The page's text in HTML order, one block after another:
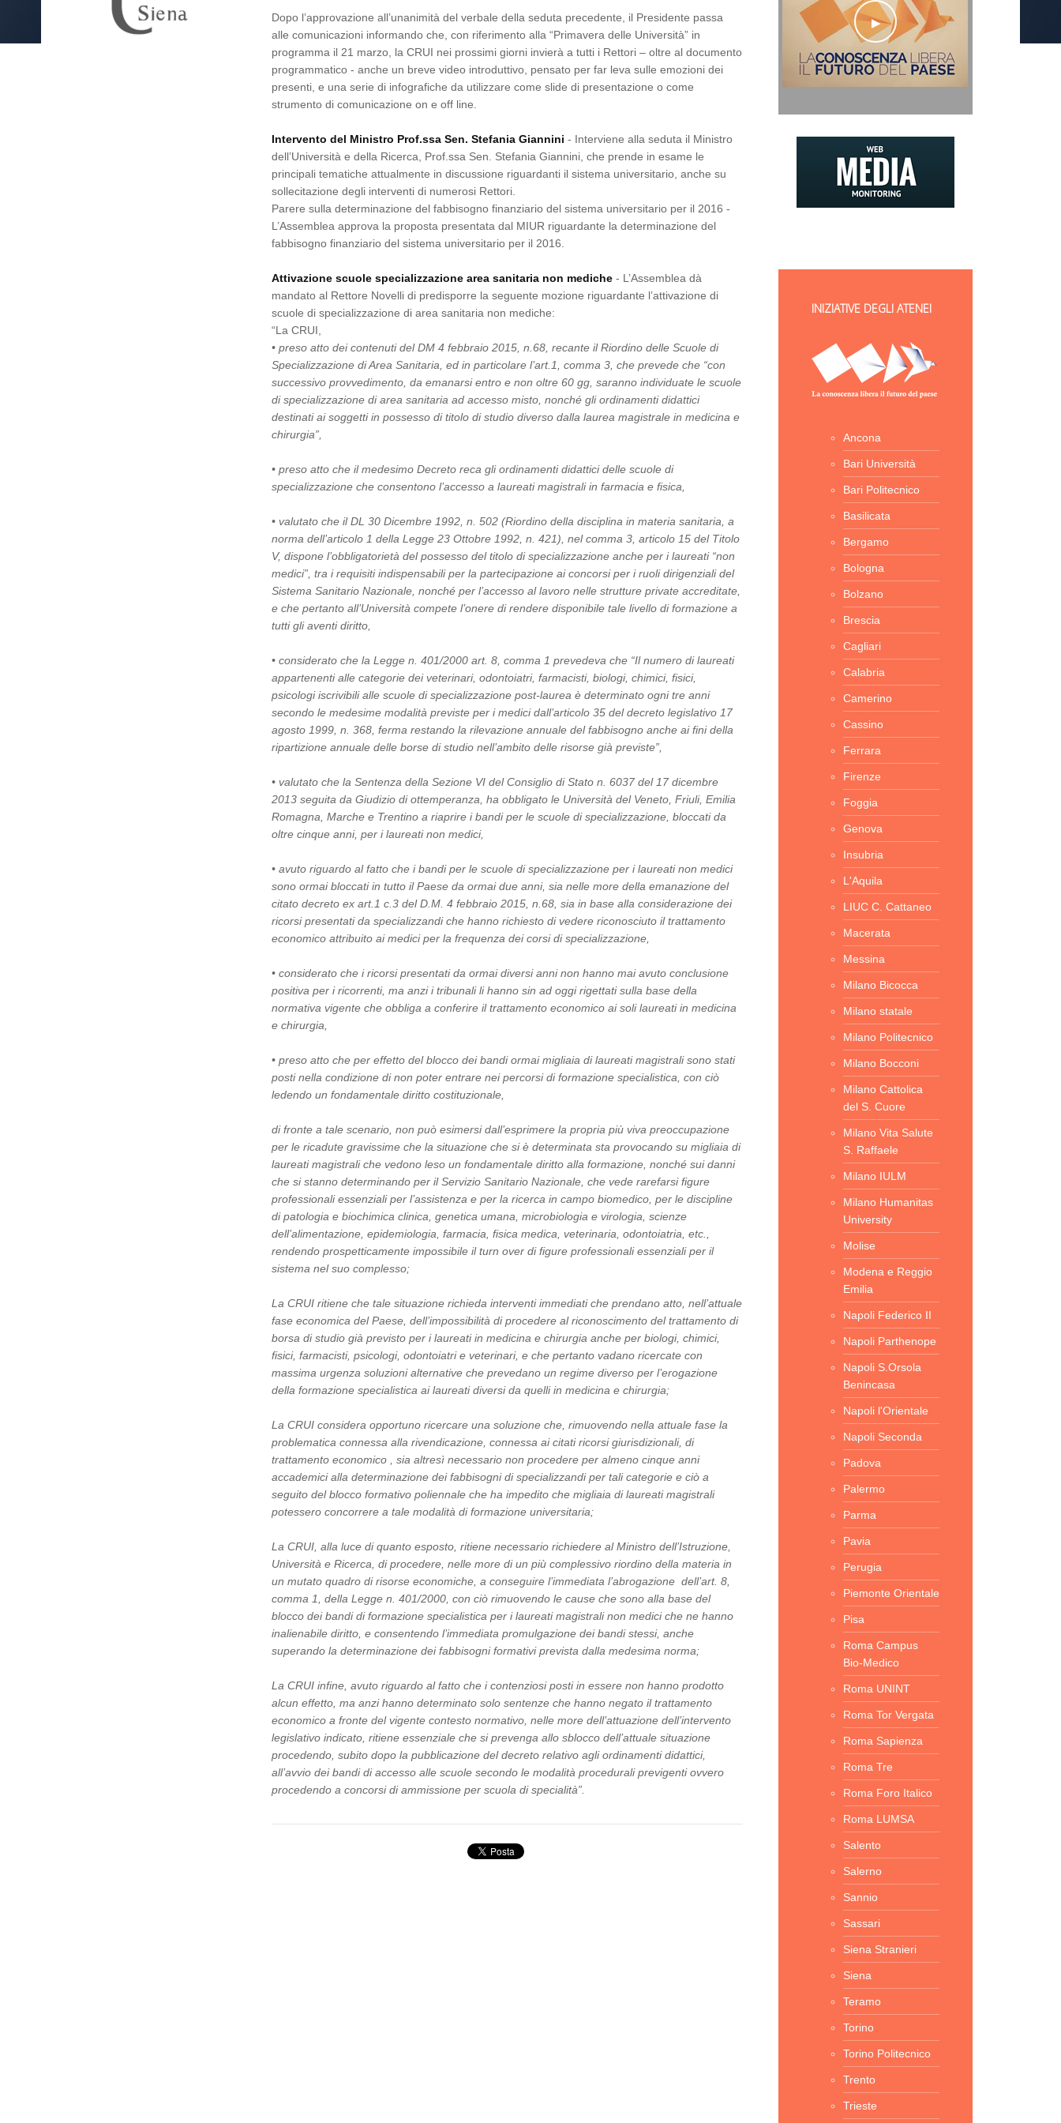
Dopo l’approvazione all’unanimità del verbale della seduta precedente, il Presidente passa
alle comunicazioni informando che, con riferimento alla “Primavera delle Università” in
programma il 21 marzo, la CRUI nei prossimi giorni invierà a tutti i Rettori – oltre al documento
programmatico - anche un breve video introduttivo, pensato per far leva sulle emozioni dei
presenti, e una serie di infografiche da utilizzare come slide di presentazione o come
strumento di comunicazione on e off line.
Intervento del Ministro Prof.ssa Sen. Stefania Giannini - Interviene alla seduta il Ministro
dell’Università e della Ricerca, Prof.ssa Sen. Stefania Giannini, che prende in esame le
principali tematiche attualmente in discussione riguardanti il sistema universitario, anche su
sollecitazione degli interventi di numerosi Rettori.
Parere sulla determinazione del fabbisogno finanziario del sistema universitario per il 2016 -
L’Assemblea approva la proposta presentata dal MIUR riguardante la determinazione del
fabbisogno finanziario del sistema universitario per il 2016.
Attivazione scuole specializzazione area sanitaria non mediche - L’Assemblea dà
mandato al Rettore Novelli di predisporre la seguente mozione riguardante l’attivazione di
scuole di specializzazione di area sanitaria non mediche:
“La CRUI,
• preso atto dei contenuti del DM 4 febbraio 2015, n.68, recante il Riordino delle Scuole di
Specializzazione di Area Sanitaria, ed in particolare l’art.1, comma 3, che prevede che “con
successivo provvedimento, da emanarsi entro e non oltre 60 gg, saranno individuate le scuole
di specializzazione di area sanitaria ad accesso misto, nonché gli ordinamenti didattici
destinati ai soggetti in possesso di titolo di studio diverso dalla laurea magistrale in medicina e
chirurgia”,
• preso atto che il medesimo Decreto reca gli ordinamenti didattici delle scuole di
specializzazione che consentono l’accesso a laureati magistrali in farmacia e fisica,
• valutato che il DL 30 Dicembre 1992, n. 502 (Riordino della disciplina in materia sanitaria, a
norma dell’articolo 1 della Legge 23 Ottobre 1992, n. 421), nel comma 3, articolo 15 del Titolo
V, dispone l’obbligatorietà del possesso del titolo di specializzazione anche per i laureati “non
medici”, tra i requisiti indispensabili per la partecipazione ai concorsi per i ruoli dirigenziali del
Sistema Sanitario Nazionale, nonché per l’accesso al lavoro nelle strutture private accreditate,
e che pertanto all’Università compete l’onere di rendere disponibile tale livello di formazione a
tutti gli aventi diritto,
• considerato che la Legge n. 401/2000 art. 8, comma 1 prevedeva che “Il numero di laureati
appartenenti alle categorie dei veterinari, odontoiatri, farmacisti, biologi, chimici, fisici,
psicologi iscrivibili alle scuole di specializzazione post-laurea è determinato ogni tre anni
secondo le medesime modalità previste per i medici dall’articolo 35 del decreto legislativo 17
agosto 1999, n. 368, ferma restando la rilevazione annuale del fabbisogno anche ai fini della
ripartizione annuale delle borse di studio nell’ambito delle risorse già previste”,
• valutato che la Sentenza della Sezione VI del Consiglio di Stato n. 6037 del 17 dicembre
2013 seguita da Giudizio di ottemperanza, ha obbligato le Università del Veneto, Friuli, Emilia
Romagna, Marche e Trentino a riaprire i bandi per le scuole di specializzazione, bloccati da
oltre cinque anni, per i laureati non medici,
• avuto riguardo al fatto che i bandi per le scuole di specializzazione per i laureati non medici
sono ormai bloccati in tutto il Paese da ormai due anni, sia nelle more della emanazione del
citato decreto ex art.1 c.3 del D.M. 4 febbraio 2015, n.68, sia in base alla considerazione dei
ricorsi presentati da specializzandi che hanno richiesto di vedere riconosciuto il trattamento
economico attribuito ai medici per la frequenza dei corsi di specializzazione,
• considerato che i ricorsi presentati da ormai diversi anni non hanno mai avuto conclusione
positiva per i ricorrenti, ma anzi i tribunali li hanno sin ad oggi rigettati sulla base della
normativa vigente che obbliga a conferire il trattamento economico ai soli laureati in medicina
e chirurgia,
• preso atto che per effetto del blocco dei bandi ormai migliaia di laureati magistrali sono stati
posti nella condizione di non poter entrare nei percorsi di formazione specialistica, con ciò
ledendo un fondamentale diritto costituzionale,
di fronte a tale scenario, non può esimersi dall’esprimere la propria più viva preoccupazione
per le ricadute gravissime che la situazione che si è determinata sta provocando su migliaia di
laureati magistrali che vedono leso un fondamentale diritto alla formazione, nonché sui danni
che si stanno determinando per il Servizio Sanitario Nazionale, che vede rarefarsi figure
professionali essenziali per l’assistenza e per la ricerca in campo biomedico, per le discipline
di patologia e biochimica clinica, genetica umana, microbiologia e virologia, scienze
dell’alimentazione, epidemiologia, farmacia, fisica medica, veterinaria, odontoiatria, etc.,
rendendo prospetticamente impossibile il turn over di figure professionali essenziali per il
sistema nel suo complesso;
La CRUI ritiene che tale situazione richieda interventi immediati che prendano atto, nell’attuale
fase economica del Paese, dell’impossibilità di procedere al riconoscimento del trattamento di
borsa di studio già previsto per i laureati in medicina e chirurgia anche per biologi, chimici,
fisici, farmacisti, psicologi, odontoiatri e veterinari, e che pertanto vadano ricercate con
massima urgenza soluzioni alternative che prevedano un regime diverso per l’erogazione
della formazione specialistica ai laureati diversi da quelli in medicina e chirurgia;
La CRUI considera opportuno ricercare una soluzione che, rimuovendo nella attuale fase la
problematica connessa alla rivendicazione, connessa ai citati ricorsi giurisdizionali, di
trattamento economico , sia altresì necessario non procedere per almeno cinque anni
accademici alla determinazione dei fabbisogni di specializzandi per tali categorie e ciò a
seguito del blocco formativo poliennale che ha impedito che migliaia di laureati magistrali
potessero concorrere a tale modalità di formazione universitaria;
La CRUI, alla luce di quanto esposto, ritiene necessario richiedere al Ministro dell’Istruzione,
Università e Ricerca, di procedere, nelle more di un più complessivo riordino della materia in
un mutato quadro di risorse economiche, a conseguire l’immediata l’abrogazione dell’art. 8,
comma 1, della Legge n. 401/2000, con ciò rimuovendo le cause che sono alla base del
blocco dei bandi di formazione specialistica per i laureati magistrali non medici che ne hanno
inalienabile diritto, e consentendo l’immediata promulgazione dei bandi stessi, anche
superando la determinazione dei fabbisogni formativi prevista dalla medesima norma;
La CRUI infine, avuto riguardo al fatto che i contenziosi posti in essere non hanno prodotto
alcun effetto, ma anzi hanno determinato solo sentenze che hanno negato il trattamento
economico a fronte del vigente contesto normativo, nelle more dell’attuazione dell’intervento
legislativo indicato, ritiene essenziale che si prevenga allo sblocco dell’attuale situazione
procedendo, subito dopo la pubblicazione del decreto relativo agli ordinamenti didattici,
all’avvio dei bandi di accesso alle scuole secondo le modalità procedurali previgenti ovvero
procedendo a concorsi di ammissione per scuola di specialità”.
INIZIATIVE DEGLI ATENEI
Ancona
Bari Università
Bari Politecnico
Basilicata
Bergamo
Bologna
Bolzano
Brescia
Cagliari
Calabria
Camerino
Cassino
Ferrara
Firenze
Foggia
Genova
Insubria
L'Aquila
LIUC C. Cattaneo
Macerata
Messina
Milano Bicocca
Milano statale
Milano Politecnico
Milano Bocconi
Milano Cattolica
del S. Cuore
Milano Vita Salute
S. Raffaele
Milano IULM
Milano Humanitas
University
Molise
Modena e Reggio
Emilia
Napoli Federico II
Napoli Parthenope
Napoli S.Orsola
Benincasa
Napoli l'Orientale
Napoli Seconda
Padova
Palermo
Parma
Pavia
Perugia
Piemonte Orientale
Pisa
Roma Campus
Bio-Medico
Roma UNINT
Roma Tor Vergata
Roma Sapienza
Roma Tre
Roma Foro Italico
Roma LUMSA
Salento
Salerno
Sannio
Sassari
Siena Stranieri
Siena
Teramo
Torino
Torino Politecnico
Trento
Trieste